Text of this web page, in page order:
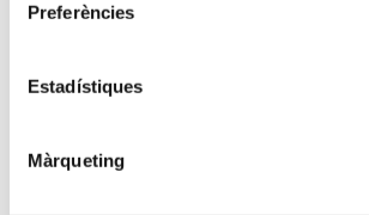
Preferències
Estadístiques
Màrqueting